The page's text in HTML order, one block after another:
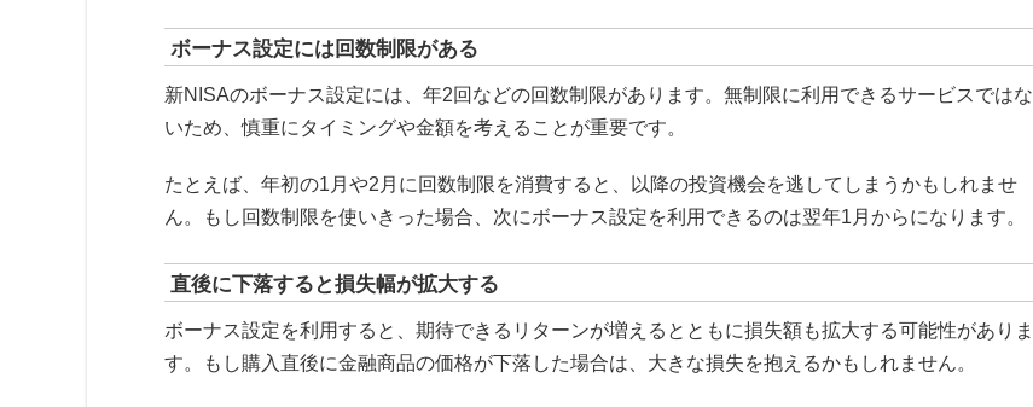
ボーナス設定には回数制限がある
新NISAのボーナス設定には、年2回などの回数制限があります。無制限に利用できるサービスではな
いため、慎重にタイミングや金額を考えることが重要です。
たとえば、年初の1月や2月に回数制限を消費すると、以降の投資機会を逃してしまうかもしれませ
ん。もし回数制限を使いきった場合、次にボーナス設定を利用できるのは翌年1月からになります。
直後に下落すると損失幅が拡大する
ボーナス設定を利用すると、期待できるリターンが増えるとともに損失額も拡大する可能性がありま
す。もし購入直後に金融商品の価格が下落した場合は、大きな損失を抱えるかもしれません。